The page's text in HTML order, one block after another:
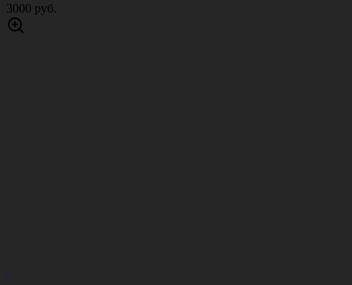
3000 руб.